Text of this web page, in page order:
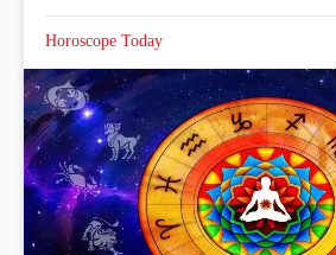
Horoscope Today